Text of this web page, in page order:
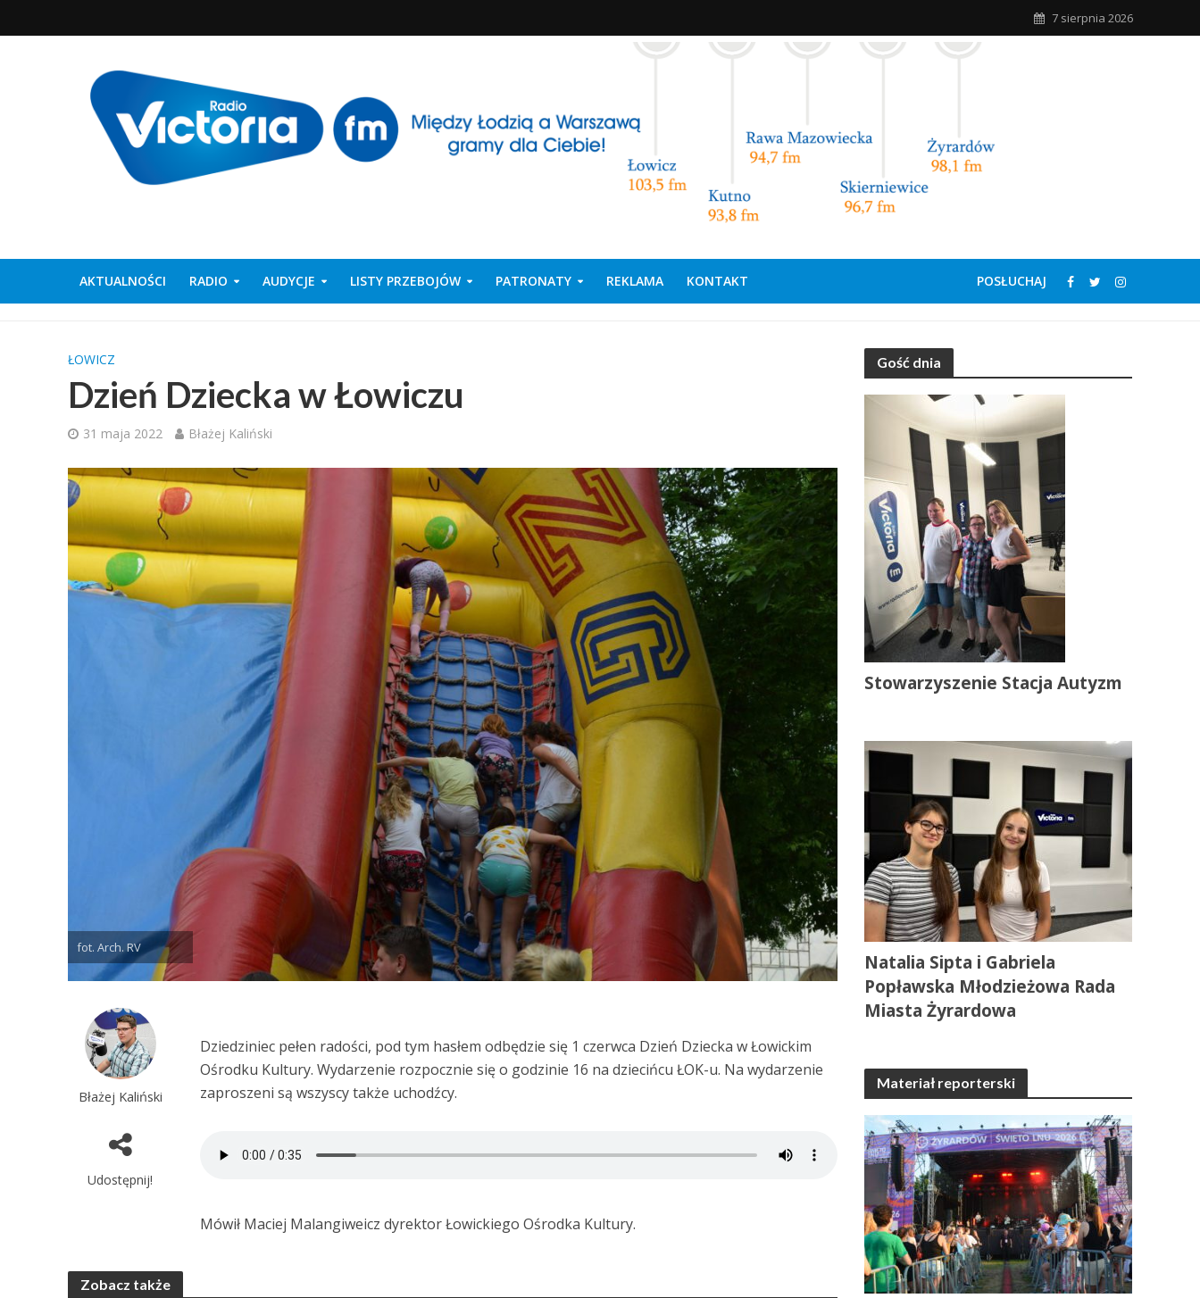
7 sierpnia 2026
AKTUALNOŚCI RADIO AUDYCJE LISTY PRZEBOJÓW PATRONATY REKLAMA KONTAKT POSŁUCHAJ
ŁOWICZ
Dzień Dziecka w Łowiczu
31 maja 2022 Błażej Kaliński
fot. Arch. RV
Błażej Kaliński
Udostępnij!
Dziedziniec pełen radości, pod tym hasłem odbędzie się 1 czerwca Dzień Dziecka w Łowickim
Ośrodku Kultury. Wydarzenie rozpocznie się o godzinie 16 na dziecińcu ŁOK-u. Na wydarzenie
zaproszeni są wszyscy także uchodźcy.
Mówił Maciej Malangiweicz dyrektor Łowickiego Ośrodka Kultury.
Zobacz także
Gość dnia
Stowarzyszenie Stacja Autyzm
Natalia Sipta i Gabriela
Popławska Młodzieżowa Rada
Miasta Żyrardowa
Materiał reporterski